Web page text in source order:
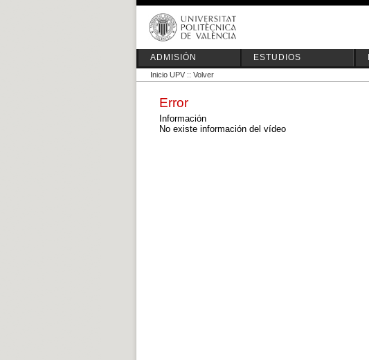
ADMISIÓN ESTUDIOS
Inicio UPV :: Volver
Error
Información
No existe información del vídeo